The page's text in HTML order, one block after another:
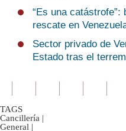
“Es una catástrofe”:
rescate en
Sector privado de
Estado tras el
TAGS
Cancillería |
General |